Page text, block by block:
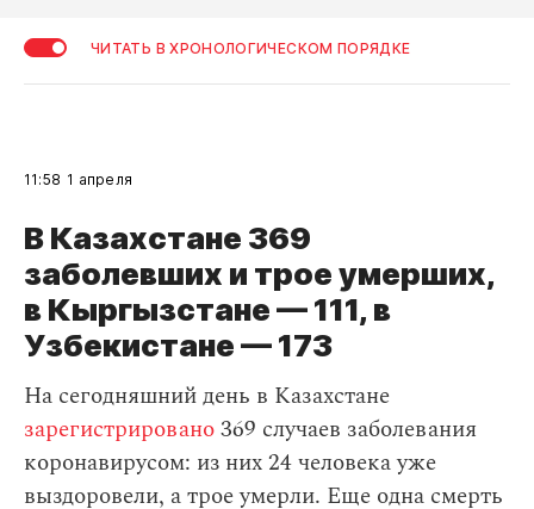
ЧИТАТЬ В ХРОНОЛОГИЧЕСКОМ ПОРЯДКЕ
11:58 1 апреля
В Казахстане 369
заболевших и трое умерших,
в Кыргызстане — 111, в
Узбекистане — 173
На сегодняшний день в Казахстане
зарегистрировано369 случаев заболевания
коронавирусом: из них 24 человека уже
выздоровели, а трое умерли. Еще одна смерть